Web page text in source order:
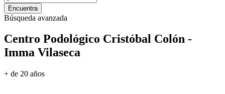
Encuentra
Búsqueda avanzada
Centro Podológico Cristóbal Colón -
Imma Vilaseca
+ de 20 años